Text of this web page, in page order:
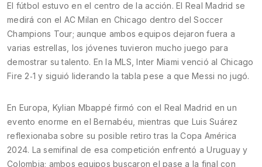
El fútbol estuvo en el centro de la acción. El Real Madrid se
medirá con el AC Milan en Chicago dentro del Soccer
Champions Tour; aunque ambos equipos dejaron fuera a
varias estrellas, los jóvenes tuvieron mucho juego para
demostrar su talento. En la MLS, Inter Miami venció al Chicago
Fire 2‑1 y siguió liderando la tabla pese a que Messi no jugó.
En Europa, Kylian Mbappé firmó con el Real Madrid en un
evento enorme en el Bernabéu, mientras que Luis Suárez
reflexionaba sobre su posible retiro tras la Copa América
2024. La semifinal de esa competición enfrentó a Uruguay y
Colombia; ambos equipos buscaron el pase a la final con